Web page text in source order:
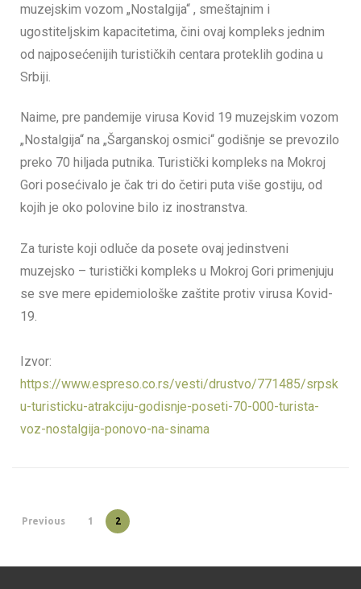
muzejskim vozom „Nostalgija“ , smeštajnim i
ugostiteljskim kapacitetima, čini ovaj kompleks jednim
od najposećenijih turističkih centara proteklih godina u
Srbiji.
Naime, pre pandemije virusa Kovid 19 muzejskim vozom
„Nostalgija“ na „Šarganskoj osmici“ godišnje se prevozilo
preko 70 hiljada putnika. Turistički kompleks na Mokroj
Gori posećivalo je čak tri do četiri puta više gostiju, od
kojih je oko polovine bilo iz inostranstva.
Za turiste koji odluče da posete ovaj jedinstveni
muzejsko – turistički kompleks u Mokroj Gori primenjuju
se sve mere epidemiološke zaštite protiv virusa Kovid-
19.
Izvor:
https://www.espreso.co.rs/vesti/drustvo/771485/srpsk
u-turisticku-atrakciju-godisnje-poseti-70-000-turista-
voz-nostalgija-ponovo-na-sinama
Previous 1 2